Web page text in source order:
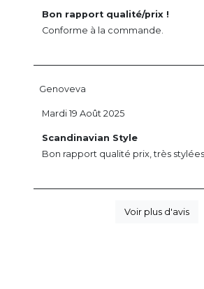
Bon rapport qualité/prix !
Conforme à la commande.
Genoveva
Scandinavian Style
Bon rapport qualité prix, très
Mardi 19 Août 2025
Voir plus d'avis